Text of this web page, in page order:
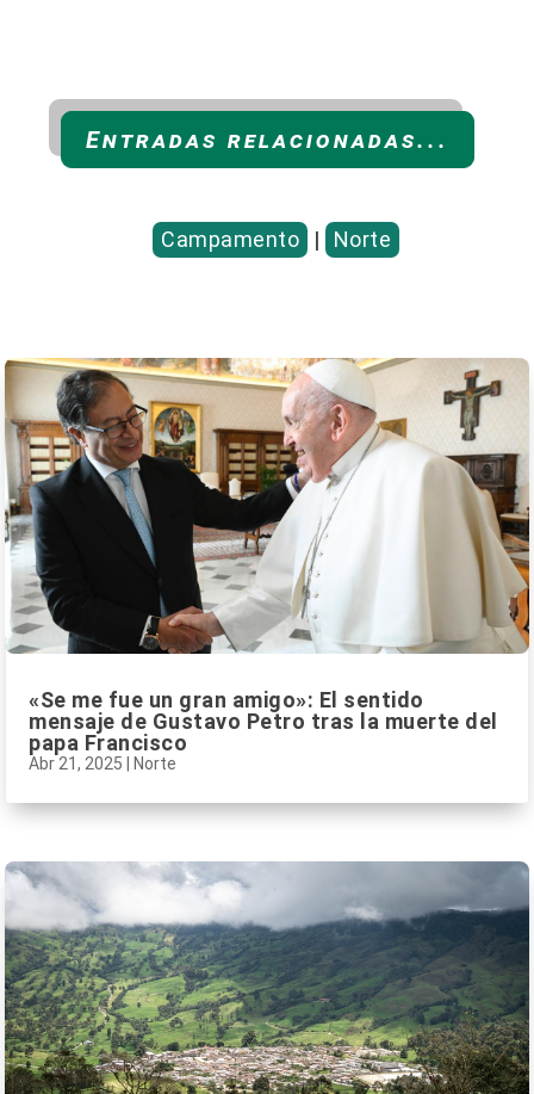
Entradas relacionadas...
Campamento | Norte
«Se me fue un gran amigo»: El sentido
mensaje de Gustavo Petro tras la muerte del
papa Francisco
Abr 21, 2025 Norte